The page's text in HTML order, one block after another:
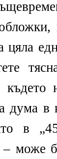
цяла
където
дума в
в
– може